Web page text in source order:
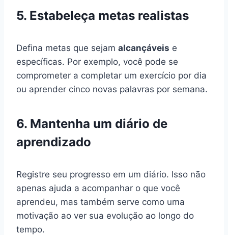
5. Estabeleça metas realistas
Defina metas que sejam alcançáveis e
específicas. Por exemplo, você pode se
comprometer a completar um exercício por dia
ou aprender cinco novas palavras por semana.
6. Mantenha um diário de
aprendizado
Registre seu progresso em um diário. Isso não
apenas ajuda a acompanhar o que você
aprendeu, mas também serve como uma
motivação ao ver sua evolução ao longo do
tempo.